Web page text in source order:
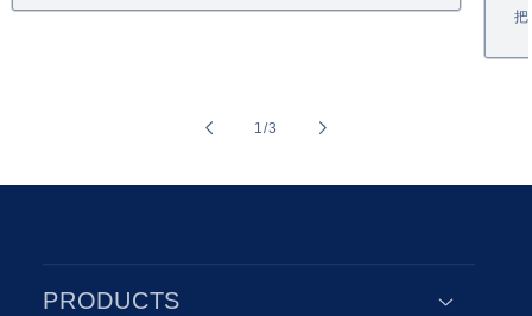
把
1/of
3
PRODUCTS